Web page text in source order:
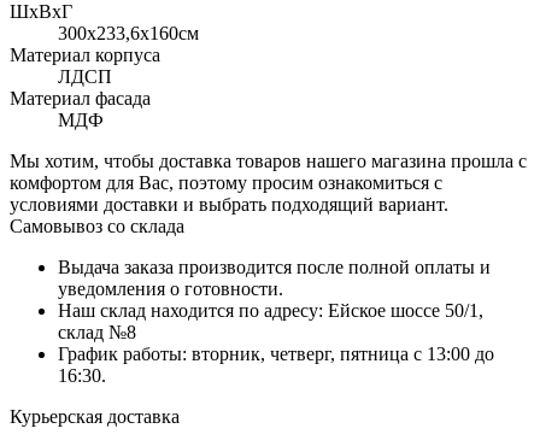
ШхВхГ
300x233,6х160см
Материал корпуса
ЛДСП
Материал фасада
МДФ
Мы хотим, чтобы доставка товаров нашего магазина прошла с
комфортом для Вас, поэтому просим ознакомиться с
условиями доставки и выбрать подходящий вариант.
Самовывоз со склада
Выдача заказа производится после полной оплаты и
уведомления о готовности.
Наш склад находится по адресу: Ейское шоссе 50/1,
склад №8
График работы: вторник, четверг, пятница с 13:00 до
16:30.
Курьерская доставка